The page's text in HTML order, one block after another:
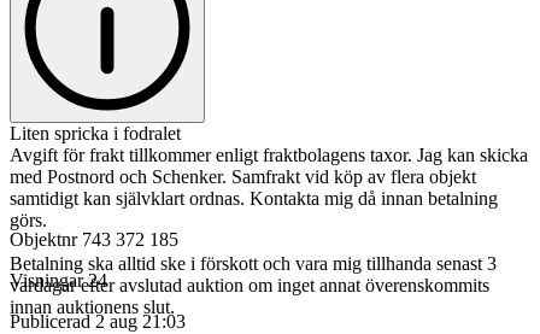
Liten spricka i fodralet
Avgift för frakt tillkommer enligt fraktbolagens taxor. Jag kan skicka
med Postnord och Schenker. Samfrakt vid köp av flera objekt
samtidigt kan självklart ordnas. Kontakta mig då innan betalning
görs.
Betalning ska alltid ske i förskott och vara mig tillhanda senast 3
vardagar efter avslutad auktion om inget annat överenskommits
innan auktionens slut.
Objektnr 743 372 185
Visningar 24
Publicerad 2 aug 21:03